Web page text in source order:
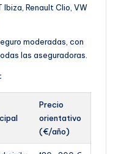
Renault Clio, VW
moderadas, con
las aseguradoras.
Precio
orientativo
(€/año)